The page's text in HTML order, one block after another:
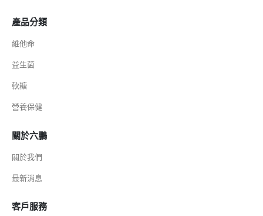
產品分類
維他命
益生菌
軟糖
營養保健
關於六鵬
關於我們
最新消息
客戶服務